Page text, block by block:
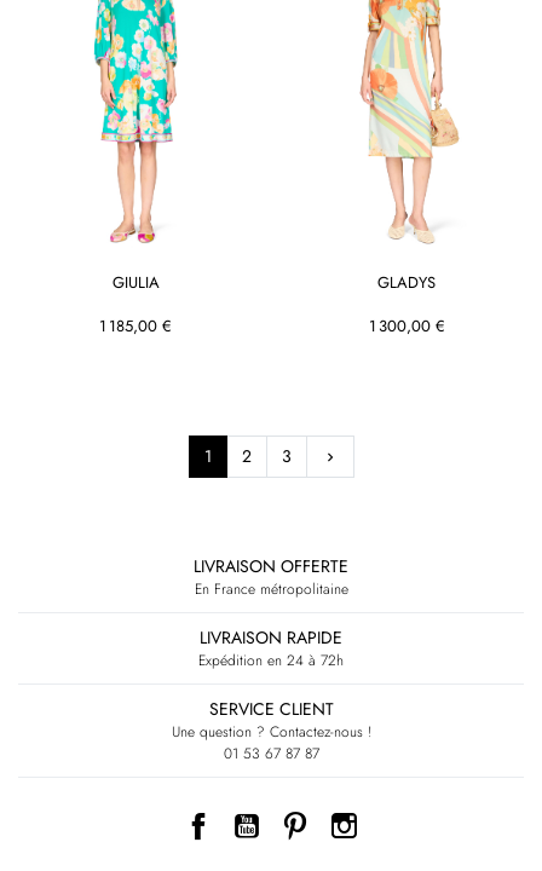
GIULIA
1 185,00 €
GLADYS
1 300,00 €
1 2 3 keyboard_arrow_right
LIVRAISON OFFERTE
En France métropolitaine
LIVRAISON RAPIDE
Expédition en 24 à 72h
SERVICE CLIENT
Une question ? Contactez-nous !
01 53 67 87 87
Facebook
YouTube
PinterestInstagram